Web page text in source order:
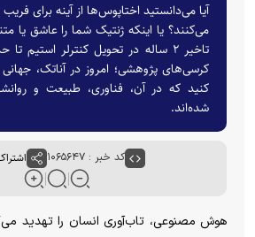
آیا می‌دانستید اختاپوس‌ها از آینه برای
می‌کنند؟ یا اینکه ژنتیک شما را عاشق یا
کرسی‌های پژوهشی؛ امروز در آناتک، جهانی
کنید که در آن، فناوری، طبیعت و
شده‌اند.
کد خبر : ۱۰۶۵۶۴۷
هوش مصنوعی، تاب‌آوری انسان را تهدید